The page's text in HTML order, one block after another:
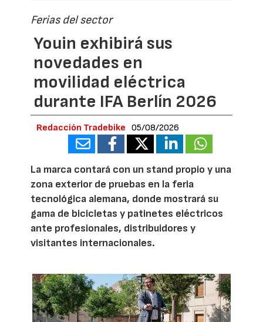
Ferias del sector
Youin exhibirá sus
novedades en
movilidad eléctrica
durante IFA Berlín 2026
Redacción Tradebike 05/08/2026
La marca contará con un stand propio y una
zona exterior de pruebas en la feria
tecnológica alemana, donde mostrará su
gama de bicicletas y patinetes eléctricos
ante profesionales, distribuidores y
visitantes internacionales.